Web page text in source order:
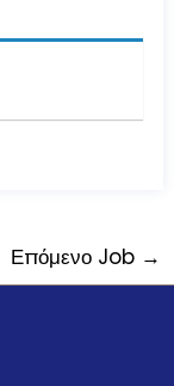
Επόμενο Job →